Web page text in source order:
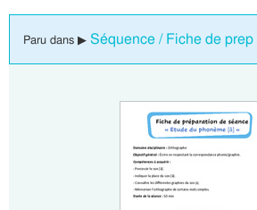
Paru dans ▶ Séquence / Fiche de